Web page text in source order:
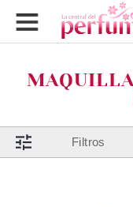
Filtros